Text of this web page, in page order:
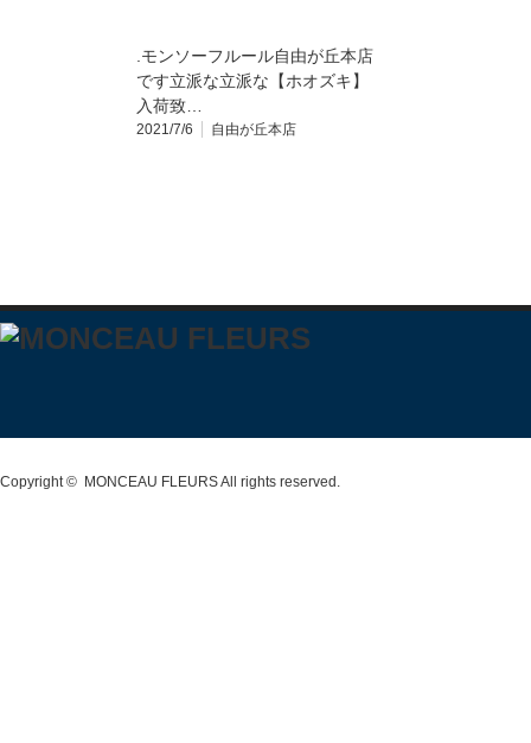
.モンソーフルール自由が丘本店
です立派な立派な【ホオズキ】
入荷致…
2021/7/6 自由が丘本店
Copyright © MONCEAU FLEURSAll rights reserved.